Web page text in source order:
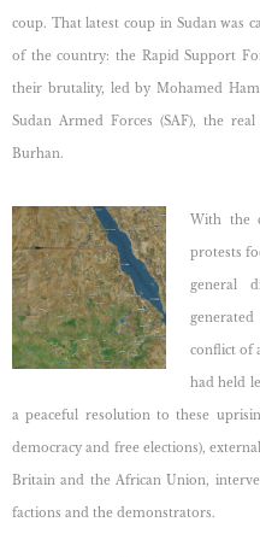
coup. That latest coup in Sudan was
of the country: the Rapid Support
their brutality, led by Mohamed
Sudan Armed Forces (SAF), the
Burhan.
With the
protests
general
conflict of
had held
a peaceful resolution to these
democracy and free elections),
Britain and the African Union,
factions and the demonstrators.